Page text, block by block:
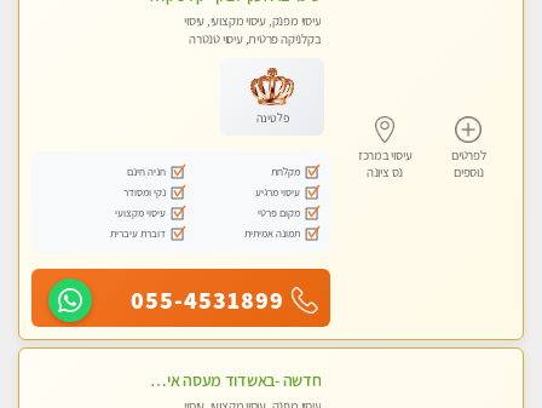
לפרטים
נוספים
עיסוי במרכז
נס ציונה
עיסוי מפנק, עיסוי מקצועי, עיסוי
בקלניקה פרטית, עיסוי טנטרה
פלטינה
מקלחת
חניה חינם
עיסוי מרגיע
נקי ומסודר
מקום פרטי
עיסוי מקצועי
תמונה אמיתית
דוברת עיברית
055-4531899
חדשה -באשדוד מעסה איכותית מפנקת ומקצועית לעיסוי חלומי ..... באשדוד